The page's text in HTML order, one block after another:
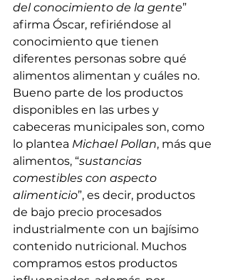
del conocimiento de la gente”
afirma Óscar, refiriéndose al
conocimiento que tienen
diferentes personas sobre qué
alimentos alimentan y cuáles no.
Bueno parte de los productos
disponibles en las urbes y
cabeceras municipales son, como
lo plantea Michael Pollan, más que
alimentos, “sustancias
comestibles con aspecto
alimenticio”, es decir, productos
de bajo precio procesados
industrialmente con un bajísimo
contenido nutricional. Muchos
compramos estos productos